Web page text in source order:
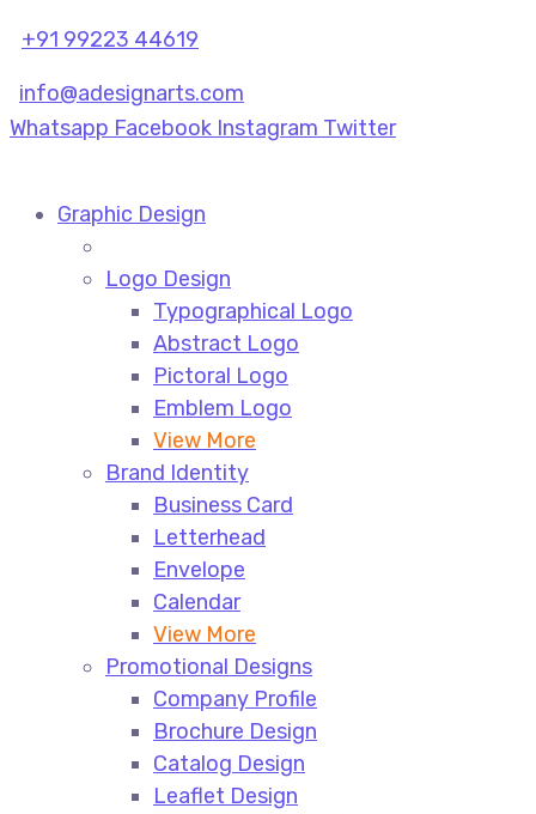
+91 99223 44619
info@adesignarts.com
Whatsapp Facebook Instagram Twitter
Graphic Design
Logo Design
Typographical Logo
Abstract Logo
Pictoral Logo
Emblem Logo
View More
Brand Identity
Business Card
Letterhead
Envelope
Calendar
View More
Promotional Designs
Company Profile
Brochure Design
Catalog Design
Leaflet Design